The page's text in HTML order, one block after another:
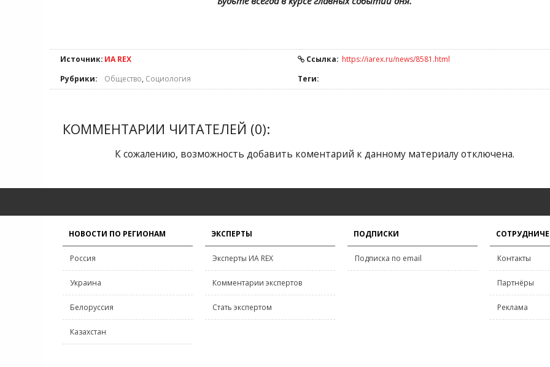
Источник: ИА REX Ссылка: https://iarex.ru/news/8581.html
Рубрики:
Общество, Социология Теги:
КОММЕНТАРИИ ЧИТАТЕЛЕЙ (0):
К сожалению, возможность добавить коментарий к данному материалу отключена.
НОВОСТИ ПО РЕГИОНАМ
Россия
Украина
Белоруссия
Казахстан
ЭКСПЕРТЫ
Эксперты ИА REX
Комментарии экспертов
Стать экспертом
ПОДПИСКИ
Подписка по email Контакты
Партнёры
Реклама